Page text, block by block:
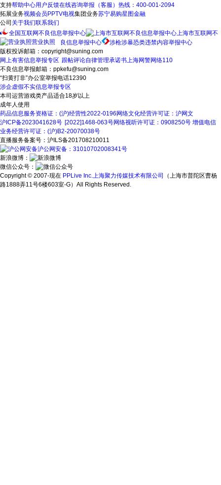
支持帮助中心用户反馈在线咨询举报（客服）热线：400-001-2094
拓展业务视频会员 PPTV电视集团业务苏宁易购星图金融
公司 关于我们联系我们
全国互联网不良信息举报中心
上海市互联网不
良信息举报中心
涉枪涉暴恐类违禁内容举报中心
营业执照
版权投诉邮箱：copyright@suning.com
跟帖评论自律管理承诺书
网上有害信息举报专区
上海网警网络110
不良信息举报邮箱：ppkefu@suning.com
“扫黄打非”办公室举报电话12390
涉企虚假不实信息举报专区
本司运营游戏类产品适合18岁以上
成年人使用
药品信息服务资格证：(沪)经营性2022-0196 网络文化经营许可证：沪网文
[2022]1468-063号
沪ICP备2023041628号 网络视听许可证：0908250号 增值电信
业务经营许可证：(沪)B2-20070038号
直播服务备案号：沪ILS备201708210011
沪公网安备：31010702008341号
新浪微博：
微信公众号：
Copyright © 2007-现在 PPLive Inc.上海聚力传媒技术有限公司
（上海市普陀区曹杨
路1888弄11号6楼603室-G）All Rights Reserved.